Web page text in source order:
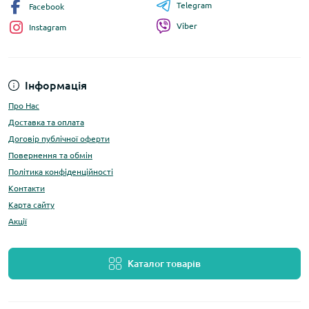
Інформація
Про Нас
Доставка та оплата
Договір публічної оферти
Повернення та обмін
Політика конфіденційності
Контакти
Карта сайту
Акції
Каталог товарів
Facebook
Instagram
Telegram
Viber